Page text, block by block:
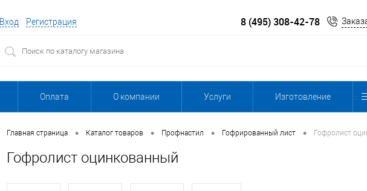
Вход Регистрация 8 (495) 308-42-78
Оплата О компании Услуги Изготовление
Главная страница • Каталог товаров • Профнастил • Гофрированный лист • Гофролист
Гофролист оцинкованный